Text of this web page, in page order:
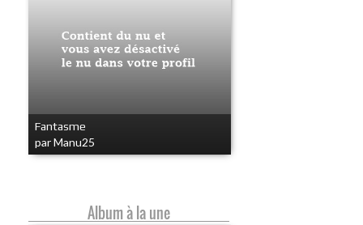
Fantasme
par Manu25
Album à la une